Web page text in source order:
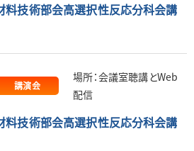
料技術部会高選択性反応分科会講
講演会
場所：会議室聴講とWeb
配信
料技術部会高選択性反応分科会講